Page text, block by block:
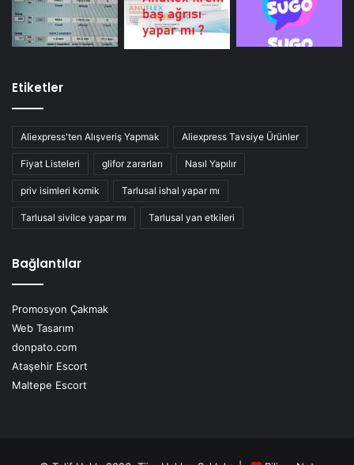
Etiketler
Aliexpress'ten Alışveriş Yapmak Aliexpress Tavsiye Ürünler
Fiyat Listeleri glifor zararları Nasıl Yapılır
priv isimleri komik Tarlusal ishal yapar mı
Tarlusal sivilce yapar mı Tarlusal yan etkileri
Bağlantılar
Promosyon Çakmak
Web Tasarım
donpato.com
Ataşehir Escort
Maltepe Escort